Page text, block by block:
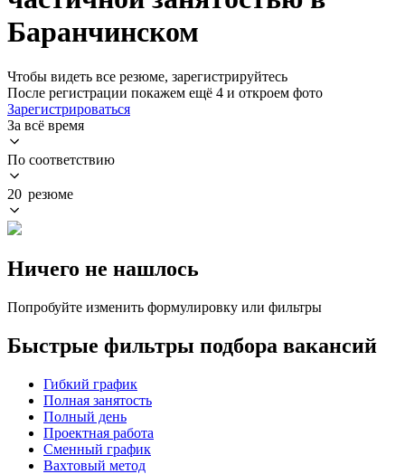
Баранчинском
Чтобы видеть все резюме, зарегистрируйтесь
После регистрации покажем ещё 4 и откроем фото
Зарегистрироваться
За всё время
По соответствию
20 резюме
Ничего не нашлось
Попробуйте изменить формулировку или фильтры
Быстрые фильтры подбора вакансий
Гибкий график
Полная занятость
Полный день
Проектная работа
Сменный график
Вахтовый метод